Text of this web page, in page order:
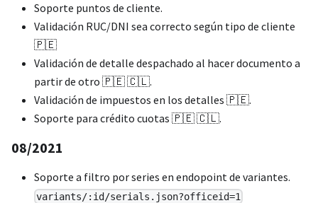
Soporte puntos de cliente.
Validación RUC/DNI sea correcto según tipo de cliente
🇵🇪
Validación de detalle despachado al hacer documento a
partir de otro 🇵🇪 🇨🇱.
Validación de impuestos en los detalles 🇵🇪.
Soporte para crédito cuotas 🇵🇪 🇨🇱.
08/2021
Soporte a filtro por series en endopoint de variantes.
variants/:id/serials.json?officeid=1